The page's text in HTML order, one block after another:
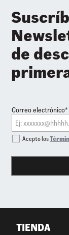
de
Correo electrónico*
Acepto los
TIENDA